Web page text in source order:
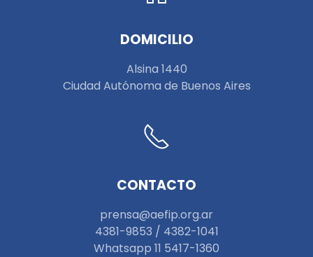
DOMICILIO
Alsina 1440
Ciudad Autónoma de Buenos Aires
CONTACTO
prensa@aefip.org.ar
4381-9853 / 4382-1041
Whatsapp 11 5417-1360